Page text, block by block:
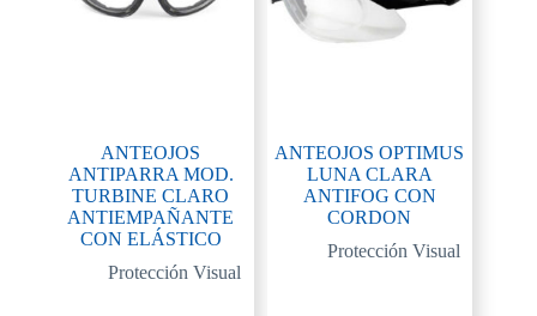
ANTEOJOS
ANTIPARRA MOD.
TURBINE CLARO
ANTIEMPAÑANTE
CON ELÁSTICO
Protección Visual
ANTEOJOS OPTIMUS
LUNA CLARA
ANTIFOG CON
CORDON
Protección Visual